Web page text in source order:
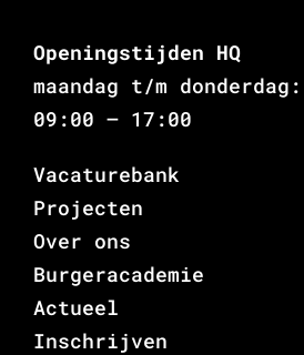
Openingstijden HQ
maandag t/m donderdag:
09:00 – 17:00
Vacaturebank
Projecten
Over ons
Burgeracademie
Actueel
Inschrijven